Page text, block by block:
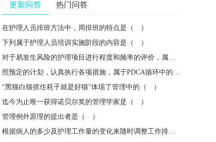
更新问答 热门问答
在护理人员排班方法中，周排班的特点是（ ）
下列属于护理人员培训实施阶段的内容是（ ）
对于易发生风险的护理项目进行程度和频率的评价，属于风险管理的（ ）
照预定的计划，认真执行各项措施，属于PDCA循环中的（ ）
“黑猫白猫抓住耗子就是好猫”体现了管理中的（ ）
迄今为止唯一获得诺贝尔奖的管理学家是（ ）
管理例外原理的提出者是（ ）
根据病人的多少及护理工作量的变化来随时调整工作排班，体现了管理中的（ ）